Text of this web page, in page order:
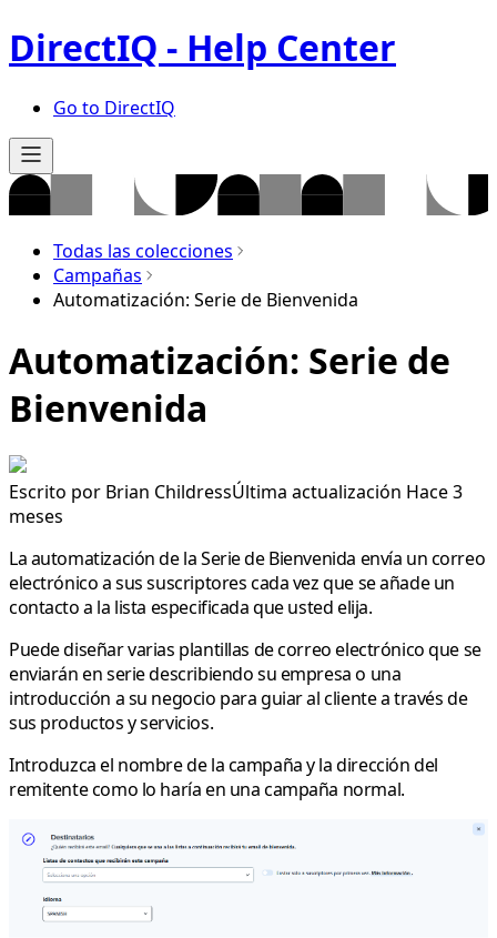
DirectIQ - Help Center
Go to DirectIQ
Todas las colecciones
Campañas
Automatización: Serie de Bienvenida
Automatización: Serie de
Bienvenida
Escrito por Brian ChildressÚltima actualización Hace 3
meses
La automatización de laSerie de Bienvenida envía un correo
electrónico a sus suscriptores cada vez que se añade un
contacto a la lista especificada que usted elija.
Puede diseñar varias plantillas de correo electrónico que se
enviarán en serie describiendo su empresa o una
introducción a su negocio para guiar al cliente a través de
sus productos y servicios.
Introduzca el nombre de la campaña y la dirección del
remitente como lo haría en una campaña normal.